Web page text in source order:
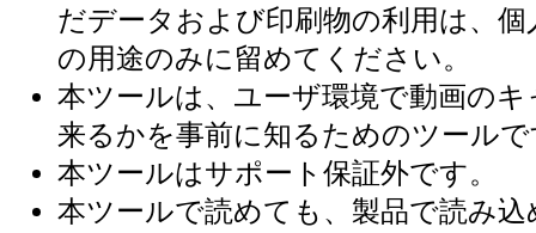
だデータおよび印刷物の利用は、
の用途のみに留めてください。
本ツールは、ユーザ環境で動画の
来るかを事前に知るためのツール
本ツールはサポート保証外です。
本ツールで読めても、製品で読み